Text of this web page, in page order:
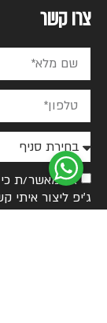
צרו קשר
אני מאשר/ת
ג׳יפ ליצור איתי
>>